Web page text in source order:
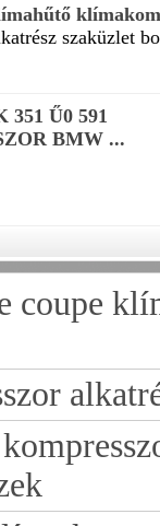
szaküzlet
Ű0 591
BMW ...
coupe